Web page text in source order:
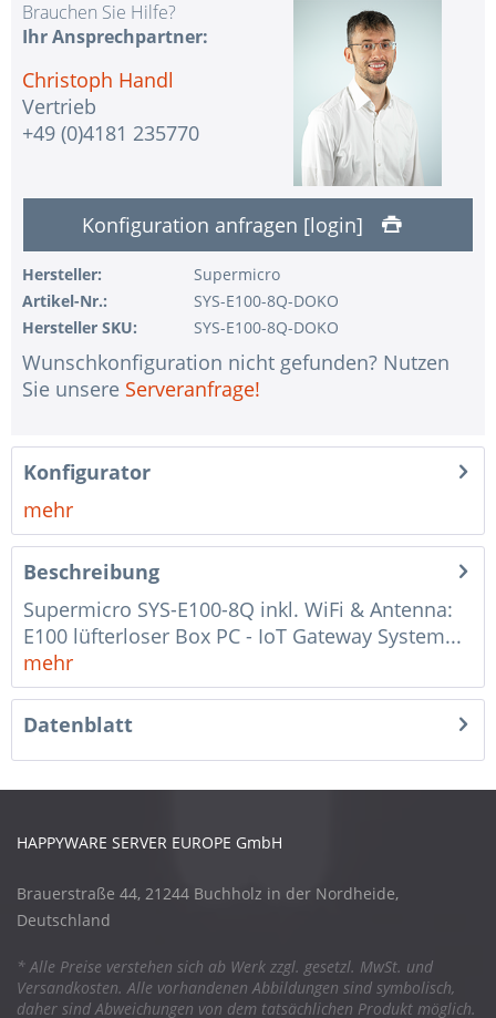
1 Stk.
ohne USV
1 Stk.
Assemblierung und Test des Systems
1 Stk.
Kein Land ausgewählt
1 Stk.
Garantiepaket Steel für Happyware-Systeme
Brauchen Sie Hilfe?
Ihr Ansprechpartner:
Christoph Handl
Vertrieb
+49 (0)4181 235770
Konfiguration anfragen [login]
Hersteller:
Supermicro
Artikel-Nr.:
SYS-E100-8Q-DOKO
Hersteller SKU:
SYS-E100-8Q-DOKO
Wunschkonfiguration nicht gefunden? Nutzen
Sie unsere Serveranfrage!
Konfigurator
mehr
Beschreibung
Supermicro SYS-E100-8Q inkl. WiFi & Antenna:
E100 lüfterloser Box PC - IoT Gateway System...
mehr
Datenblatt
HAPPYWARE SERVER EUROPE GmbH
Brauerstraße 44, 21244 Buchholz in der Nordheide,
Deutschland
* Alle Preise verstehen sich ab Werk zzgl. gesetzl. MwSt. und
Versandkosten. Alle vorhandenen Abbildungen sind symbolisch,
daher sind Abweichungen von dem tatsächlichen Produkt möglich.